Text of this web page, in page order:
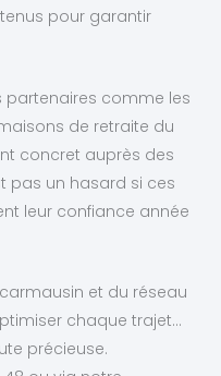
pour garantir
comme les
de retraite du
concret auprès des
pas un hasard si ces
leur confiance année
et du réseau
chaque trajet…
précieuse.